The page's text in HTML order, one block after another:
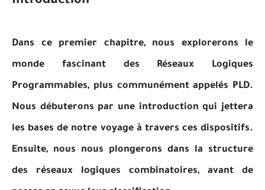
Dans ce premier chapitre, nous explorerons le
monde fascinant des Réseaux Logiques
Programmables, plus communément appelés PLD.
Nous débuterons par une introduction qui jettera
les bases de notre voyage à travers ces dispositifs.
Ensuite, nous nous plongerons dans la structure
des réseaux logiques combinatoires, avant de